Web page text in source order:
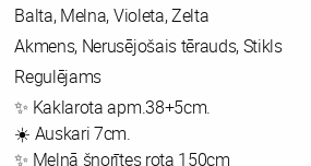
Balta, Melna, Violeta, Zelta
Akmens, Nerusējošais tērauds, Stikls
Regulējams
✨ Kaklarota apm.38+5cm.
☀️ Auskari 7cm.
✨ Melnā šņorītes rota 150cm